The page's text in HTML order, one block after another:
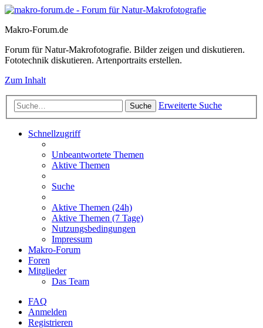
Makro-Forum.de
Forum für Natur-Makrofotografie. Bilder zeigen und diskutieren.
Fototechnik diskutieren. Artenportraits erstellen.
Zum Inhalt
Suche Erweiterte Suche
Schnellzugriff
Unbeantwortete Themen
Aktive Themen
Suche
Aktive Themen (24h)
Aktive Themen (7 Tage)
Nutzungsbedingungen
Impressum
Makro-Forum
Foren
Mitglieder
Das Team
FAQ
Anmelden
Registrieren